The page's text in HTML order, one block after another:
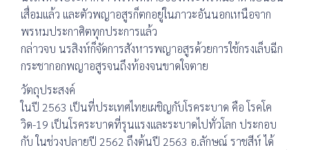
เสื่อมแล้ว และตัวพญาอสูรก็ตกอยู่ในภาวะอันนอกเหนือจาก
พรหมประกาศิตทุกประการแล้ว
กล่าวจบ นรสิงห์ก็จัดการสังหารพญาอสูรด้วยการใช้กรงเล็บฉีก
กระชากอกพญาอสูรจนถึงท้องจนขาดใจตาย
วัตถุประสงค์
ในปี 2563 เป็นที่ประเทศไทยเผชิญกับโรคระบาด คือ โรคโค
วิด-19 เป็นโรคระบาดที่รุนแรงและระบาดไปทั่วโลก ประกอบ
กับ ในช่วงปลายปี 2562 ถึงต้นปี 2563 อ.ลักษณ์ ราชสีห์ ได้